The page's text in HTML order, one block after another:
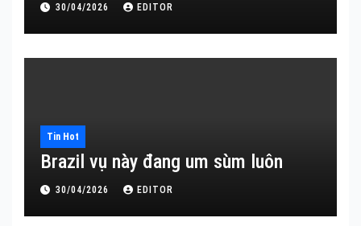
30/04/2026 EDITOR
Tin Hot
Brazil vụ này đang um sùm luôn
30/04/2026 EDITOR